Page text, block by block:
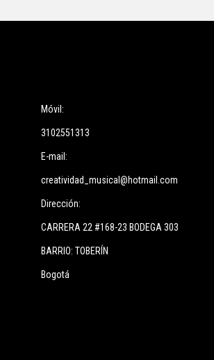
Móvil:
3102551313
E-mail:
creatividad_musical@hotmail.com
Dirección:
CARRERA 22 #168-23 BODEGA 303
BARRIO: TOBERÍN
Bogotá